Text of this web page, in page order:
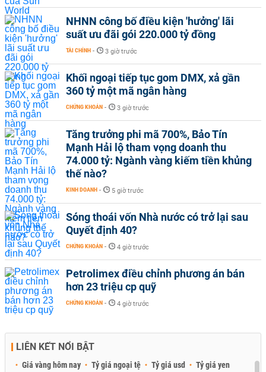
NHNN công bố điều kiện 'hưởng' lãi
suất ưu đãi gói 220.000 tỷ đồng
TÀI CHÍNH - 3 giờ trước
Khối ngoại tiếp tục gom DMX, xả gần
360 tỷ một mã ngân hàng
CHỨNG KHOÁN - 3 giờ trước
Tăng trưởng phi mã 700%, Bảo Tín
Mạnh Hải lộ tham vọng doanh thu
74.000 tỷ: Ngành vàng kiếm tiền khủng
thế nào?
KINH DOANH - 5 giờ trước
Sóng thoái vốn Nhà nước có trở lại sau
Quyết định 40?
CHỨNG KHOÁN - 4 giờ trước
Petrolimex điều chỉnh phương án bán
hơn 23 triệu cp quỹ
CHỨNG KHOÁN - 4 giờ trước
LIÊN KẾT NỔI BẬT
Giá vàng hôm nay Tỷ giá ngoại tệ Tỷ giá usd Tỷ giá yen